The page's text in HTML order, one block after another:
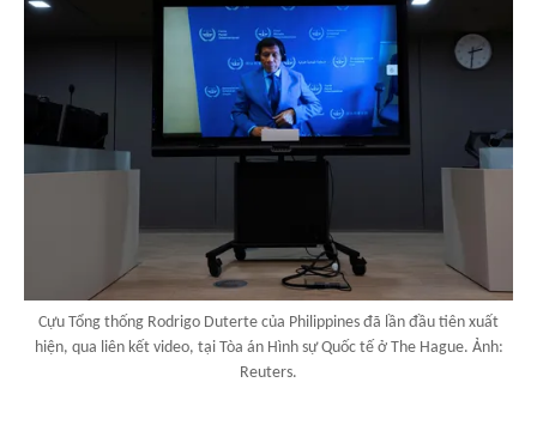
Cựu Tổng thống Rodrigo Duterte của Philippines đã lần đầu tiên xuất
hiện, qua liên kết video, tại Tòa án Hình sự Quốc tế ở The Hague. Ảnh:
Reuters.